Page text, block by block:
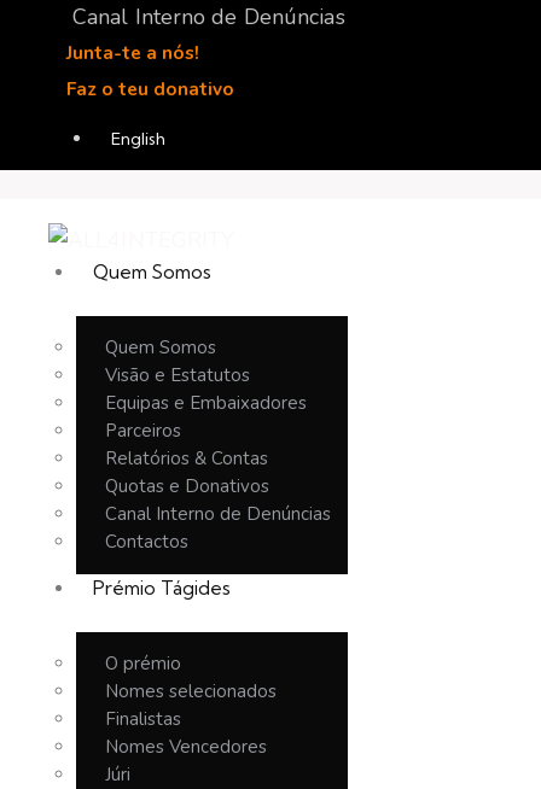
Canal Interno de Denúncias
Junta-te a nós!
Faz o teu donativo
English
Quem Somos
Quem Somos
Visão e Estatutos
Equipas e Embaixadores
Parceiros
Relatórios & Contas
Quotas e Donativos
Canal Interno de Denúncias
Contactos
Prémio Tágides
O prémio
Nomes selecionados
Finalistas
Nomes Vencedores
Júri